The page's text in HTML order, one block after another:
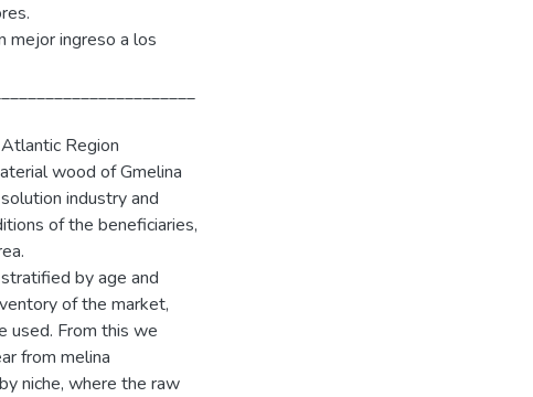
mejor ingreso a los
Region
wood of Gmelina
industry and
of the beneficiaries,
by age and
of the market,
used. From this we
from melina
niche, where the raw